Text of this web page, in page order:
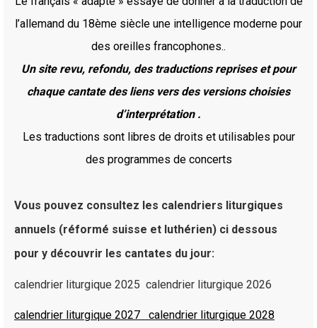
l’allemand du 18ème siècle une intelligence moderne pour
des oreilles francophones..
Un site revu, refondu, des traductions reprises et pour
chaque cantate des liens vers des versions choisies
d’interprétation .
Les traductions sont libres de droits et utilisables pour
des programmes de concerts
Vous pouvez consultez les calendriers liturgiques
annuels (réformé suisse et luthérien) ci dessous
pour y découvrir les cantates du jour:
calendrier liturgique 2025 calendrier liturgique 2026
calendrier liturgique 2027 calendrier liturgique 2028